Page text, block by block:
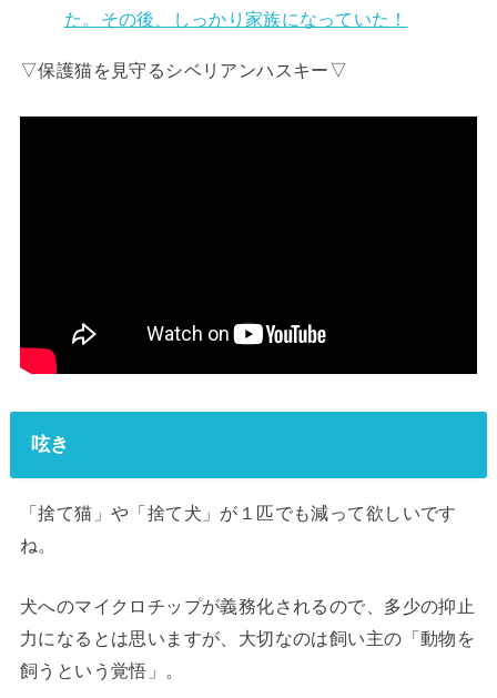
た。その後、しっかり家族になっていた！
▽保護猫を見守るシベリアンハスキー▽
呟き
「捨て猫」や「捨て犬」が１匹でも減って欲しいです
ね。
犬へのマイクロチップが義務化されるので、多少の抑止
力になるとは思いますが、大切なのは飼い主の「動物を
飼うという覚悟」。